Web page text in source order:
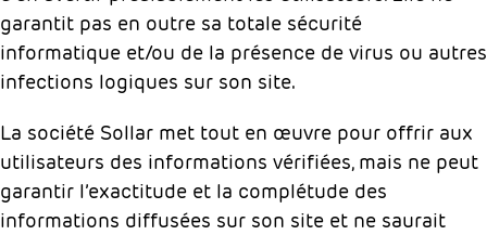
garantit pas en outre sa totale sécurité
informatique et/ou de la présence de virus ou autres
infections logiques sur son site.
La société Sollar met tout en œuvre pour offrir aux
utilisateurs des informations vérifiées, mais ne peut
garantir l’exactitude et la complétude des
informations diffusées sur son site et ne saurait